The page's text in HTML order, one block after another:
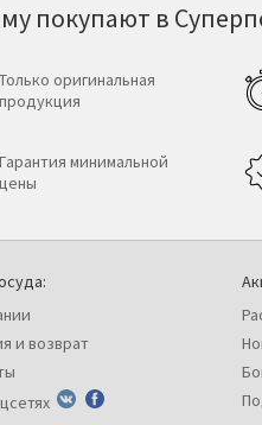
покупают в
Только оригинальная
продукция
Гарантия минимальной
цены
и возврат